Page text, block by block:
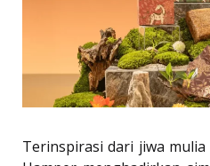
Terinspirasi dari jiwa mulia